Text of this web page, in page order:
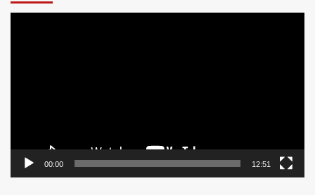
00:00 12:51